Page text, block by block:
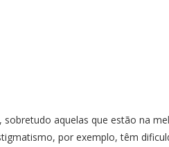
sobretudo aquelas que estão na
por exemplo, têm